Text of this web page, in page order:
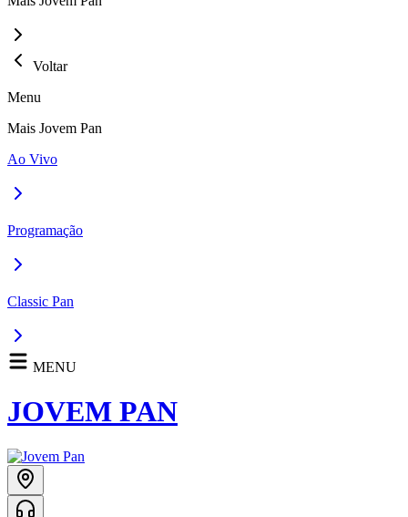
Voltar
Menu
Mais Jovem Pan
Ao Vivo
Programação
Classic Pan
MENU
JOVEM PAN